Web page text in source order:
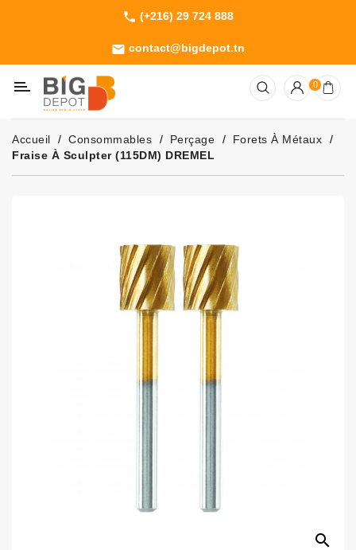
phone (+216) 29 724 888
email contact@bigdepot.tn
Machines
Outillage
Jardinage
Consommables
0
Accueil Consommables Perçage
Forets À Métaux
Fraise À Sculpter (115DM) DREMEL
search